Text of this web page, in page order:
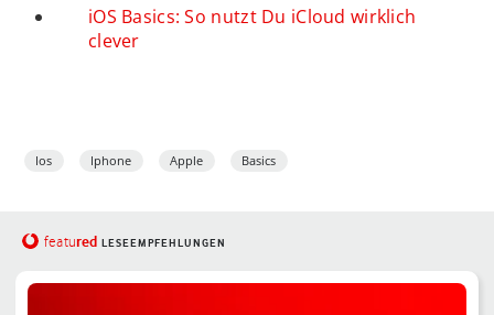
iOS Basics: So nutzt Du iCloud wirklich
clever
Ios Iphone Apple Basics
featured LESEEMPFEHLUNGEN